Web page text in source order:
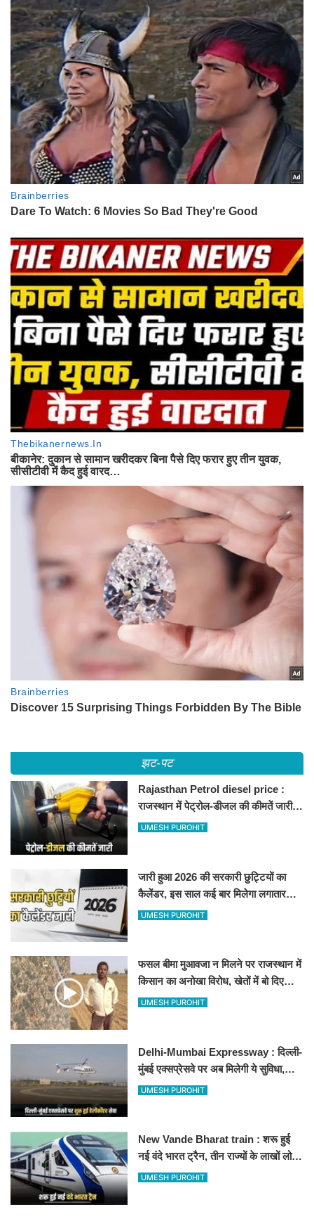
झट-पट
Rajasthan Petrol diesel price :
राजस्थान में पेट्रोल-डीजल की कीमतें जारी,
जानिए बीकानेर समेत पुरे प्रदेश में नए रेट
UMESH PUROHIT
जारी हुआ 2026 की सरकारी छुट्टियों का
कैलेंडर, इस साल कई बार मिलेगा लगातार
अवकाश, देखें
UMESH PUROHIT
फसल बीमा मुआवजा न मिलने पर राजस्थान में
किसान का अनोखा विरोध, खेतों में बो दिए
500-500 रुपए के नोट, वीडियो वायरल
UMESH PUROHIT
Delhi-Mumbai Expressway : दिल्ली-
मुंबई एक्सप्रेसवे पर अब मिलेगी ये सुविधा,
हेलीकॉप्टर सर्विस से तुरंत घायल पहुंचेगा
UMESH PUROHIT
New Vande Bharat train : शरू हुई
नई वंदे भारत ट्रैन, तीन राज्यों के लाखों लोगों
का सफर होगा आसान, देखें पूरा रूटमैप
UMESH PUROHIT